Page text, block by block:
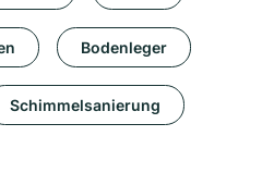
Bodenleger
Schimmelsanierung